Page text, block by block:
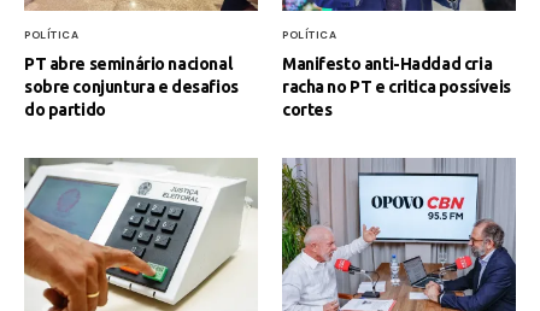
POLÍTICA
PT abre seminário nacional
sobre conjuntura e desafios
do partido
POLÍTICA
Manifesto anti-Haddad cria
racha no PT e critica possíveis
cortes